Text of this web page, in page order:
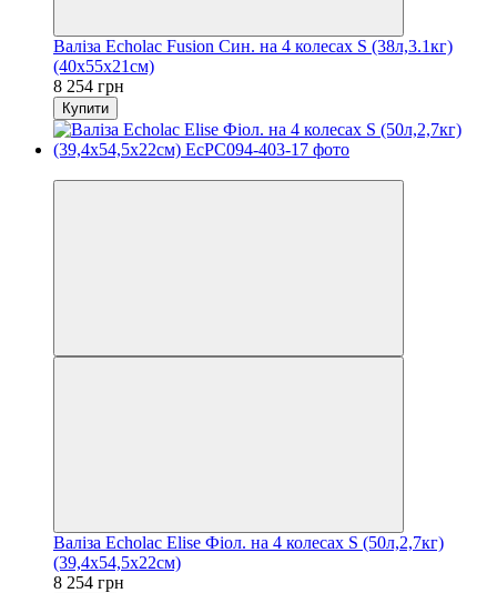
Валіза Echolac Fusion Син. на 4 колесах S (38л,3.1кг)
(40x55x21см)
8 254 грн
Купити
Валіза Echolac Elise Фіол. на 4 колесах S (50л,2,7кг)
(39,4x54,5x22см)
8 254 грн